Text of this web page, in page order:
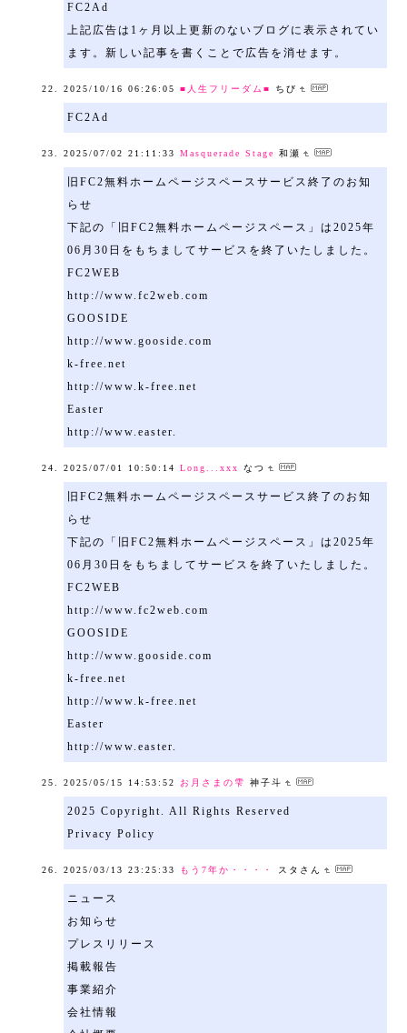
FC2Ad
上記広告は1ヶ月以上更新のないブログに表示されてい
ます。新しい記事を書くことで広告を消せます。
2025/10/16 06:26:05 ■人生フリーダム■ ちび
FC2Ad
2025/07/02 21:11:33 Masquerade Stage 和瀬
旧FC2無料ホームページスペースサービス終了のお知
らせ
下記の「旧FC2無料ホームページスペース」は2025年
06月30日をもちましてサービスを終了いたしました。
FC2WEB
http://www.fc2web.com
GOOSIDE
http://www.gooside.com
k-free.net
http://www.k-free.net
Easter
http://www.easter.
2025/07/01 10:50:14 Long...xxx なつ
旧FC2無料ホームページスペースサービス終了のお知
らせ
下記の「旧FC2無料ホームページスペース」は2025年
06月30日をもちましてサービスを終了いたしました。
FC2WEB
http://www.fc2web.com
GOOSIDE
http://www.gooside.com
k-free.net
http://www.k-free.net
Easter
http://www.easter.
2025/05/15 14:53:52 お月さまの雫 神子斗
2025 Copyright. All Rights Reserved
Privacy Policy
2025/03/13 23:25:33 もう7年か・・・・ スタさん
ニュース
お知らせ
プレスリリース
掲載報告
事業紹介
会社情報